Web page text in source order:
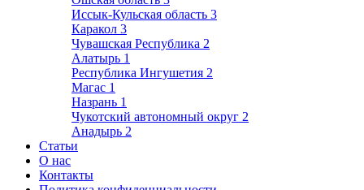
Иссык-Кульская область 3
Каракол 3
Чувашская Республика 2
Алатырь 1
Республика Ингушетия 2
Магас 1
Назрань 1
Чукотский автономный округ 2
Анадырь 2
Статьи
О нас
Контакты